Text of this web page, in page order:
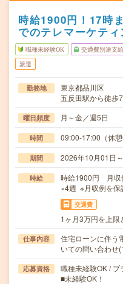
時給1900円！17時
でのテレマーケティ
職種未経験OK 交通費別途支
派遣
勤務地
東京都品川区
五反田駅から徒歩
曜日頻度 月～金／週5日
時間 09:00-17:00（休
期間 2026年10月01日
時給
時給1900円 月収
×4週 ※月収例を保
交通費
1ヶ月3万円を上限
仕事内容
住宅ローンに伴う
いての問い合わ
応募資格
職種未経験OK / ブ
■未経験OK！